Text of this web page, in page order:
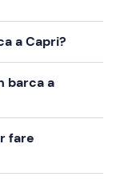
a Capri?
barca a
fare